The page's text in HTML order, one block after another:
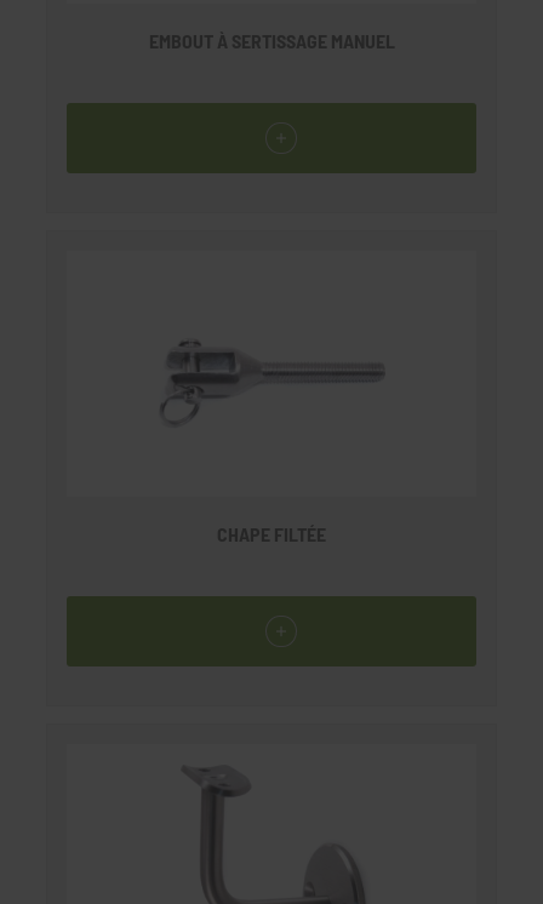
EMBOUT À SERTISSAGE MANUEL
CHAPE FILTÉE